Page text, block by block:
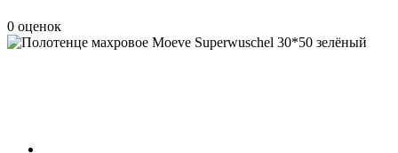
0 оценок